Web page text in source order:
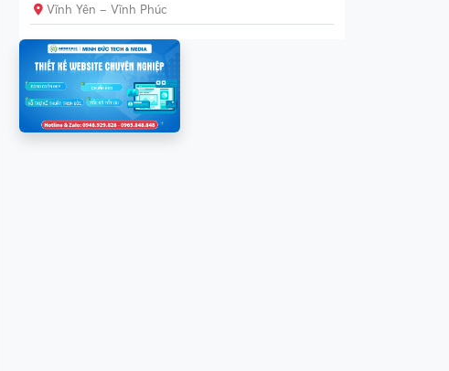
Vĩnh Yên – Vĩnh Phúc